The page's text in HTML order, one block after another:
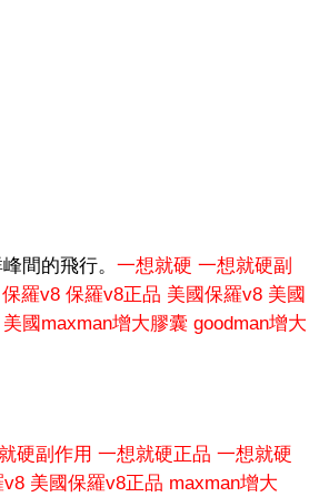
間的飛行。 一想就硬 一想就硬副
保羅v8 保羅v8正品 美國保羅v8 美國
美國maxman增大膠囊 goodman增大
硬副作用 一想就硬正品 一想就硬
v8 美國保羅v8正品 maxman增大